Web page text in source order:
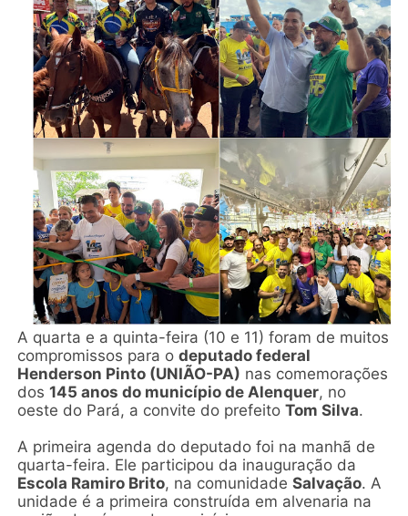
A quarta e a quinta-feira (10 e 11) foram de muitos
compromissos para odeputado federal
Henderson Pinto (UNIÃO-PA) nas comemorações
dos145 anos do município de Alenquer, no
oeste do Pará, a convite do prefeitoTom Silva.
A primeira agenda do deputado foi na manhã de
quarta-feira. Ele participou da inauguração da
Escola Ramiro Brito, na comunidadeSalvação. A
unidade é a primeira construída em alvenaria na